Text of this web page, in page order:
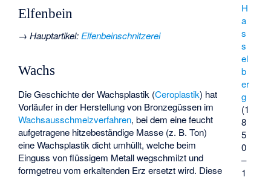
H
a
s
s
el
b
er
g
(1
8
5
0
–
1
Elfenbein
→Hauptartikel: Elfenbeinschnitzerei
Wachs
Die Geschichte der Wachsplastik (Ceroplastik) hat
Vorläufer in der Herstellung von Bronzegüssen im
Wachsausschmelzverfahren, bei dem eine feucht
aufgetragene hitzebeständige Masse (z. B. Ton)
eine Wachsplastik dicht umhüllt, welche beim
Einguss von flüssigem Metall wegschmilzt und
formgetreu vom erkaltenden Erz ersetzt wird. Diese